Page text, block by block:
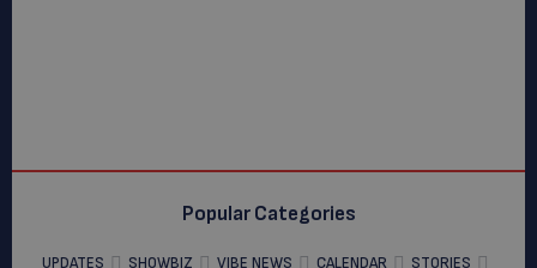
Popular Categories
UPDATES SHOWBIZ VIBE NEWS CALENDAR
STORIES